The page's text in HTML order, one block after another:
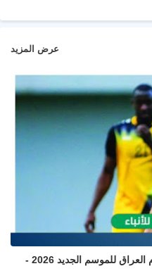
عرض المزيد
غداً الجمعة .. سحب قرعة دوري نجوم العراق للموسم الجديد 2026 -